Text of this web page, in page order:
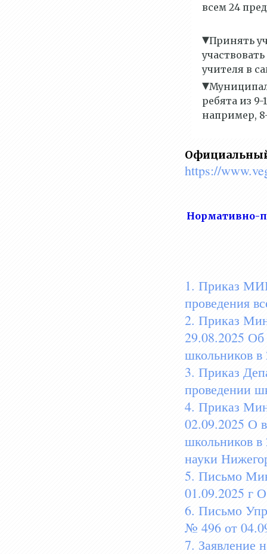
всем 24
▾Принять
учителя в
▾
ребята из
например,
https://
Нормативно-
1. Приказ
проведения
2. Приказ
29.08.2025 Об
школьников в
3. Приказ
проведении
4. Приказ
02.09.2025 О
школьников в
науки
5. Письмо
01.09.2025 г
6. Письмо
№ 496 от
7. Заявление